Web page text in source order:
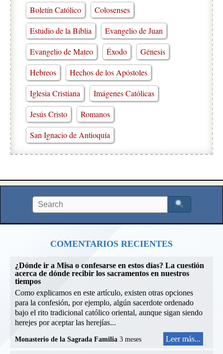
Boletín Católico
Colosenses
Estudio de la Biblia
Evangelio de Juan
Evangelio de Mateo
Éxodo
Génesis
Hebreos
Hechos de los Apóstoles
Iglesia Cristiana
Imágenes Católicas
Jesús Cristo
Romanos
San Ignacio de Antioquía
COMENTARIOS RECIENTES
¿Dónde ir a Misa o confesarse en estos días? La cuestión
acerca de dónde recibir los sacramentos en nuestros
tiempos
Como explicamos en este artículo, existen otras opciones
para la confesión, por ejemplo, algún sacerdote ordenado
bajo el rito tradicional católico oriental, aunque sigan siendo
herejes por aceptar las herejías...
Monasterio de la Sagrada Familia 3 meses Leer más...